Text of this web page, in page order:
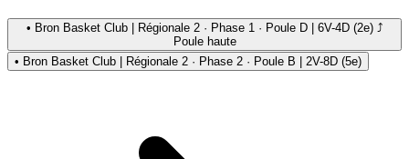
• Bron Basket Club | Régionale 2 · Phase 1 · Poule D | 6V-4D (2e) ⤴
Poule haute
• Bron Basket Club | Régionale 2 · Phase 2 · Poule B | 2V-8D (5e)